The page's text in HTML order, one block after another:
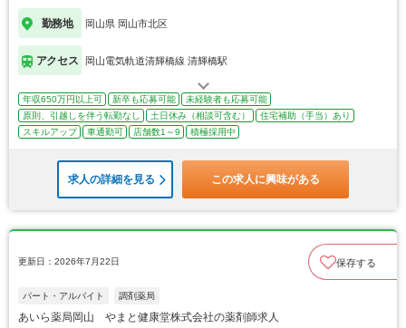
勤務地 岡山県 岡山市北区
アクセス 岡山電気軌道清輝橋線 清輝橋駅
年収650万円以上可 新卒も応募可能
未経験者も応募可能
原則、引越しを伴う転勤なし
土日休み（相談可含む）
住宅補助（手当）あり
スキルアップ
車通勤可 店舗数1～9 積極採用中
求人の詳細を見る この求人に興味がある
更新日：2026年7月22日 保存する
パート・アルバイト 調剤薬局
あいら薬局岡山 やまと健康堂株式会社の薬剤師求人